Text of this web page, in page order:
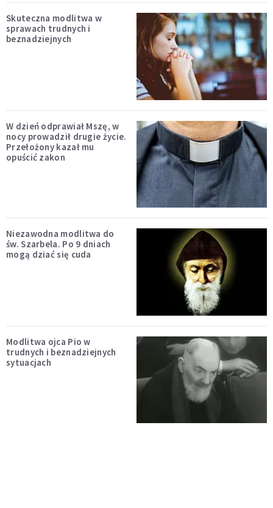
Skuteczna modlitwa w
sprawach trudnych i
beznadziejnych
W dzień odprawiał Mszę, w
nocy prowadził drugie życie.
Przełożony kazał mu
opuścić zakon
Niezawodna modlitwa do
św. Szarbela. Po 9 dniach
mogą dziać się cuda
Modlitwa ojca Pio w
trudnych i beznadziejnych
sytuacjach